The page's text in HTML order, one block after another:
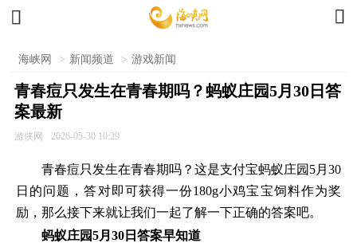
 
海峡网 > 新闻频道 > 游戏新闻
青春痘只发生在青春期吗？蚂蚁庄园5月30日答
案最新
游侠网 2026-05-30 10:29
青春痘只发生在青春期吗？这是支付宝蚂蚁庄园5月30
日的问题，答对即可获得一份180g小鸡宝宝饲料作为奖
励，那么接下来就让我们一起了解一下正确的答案吧。
蚂蚁庄园5月30日答案早知道